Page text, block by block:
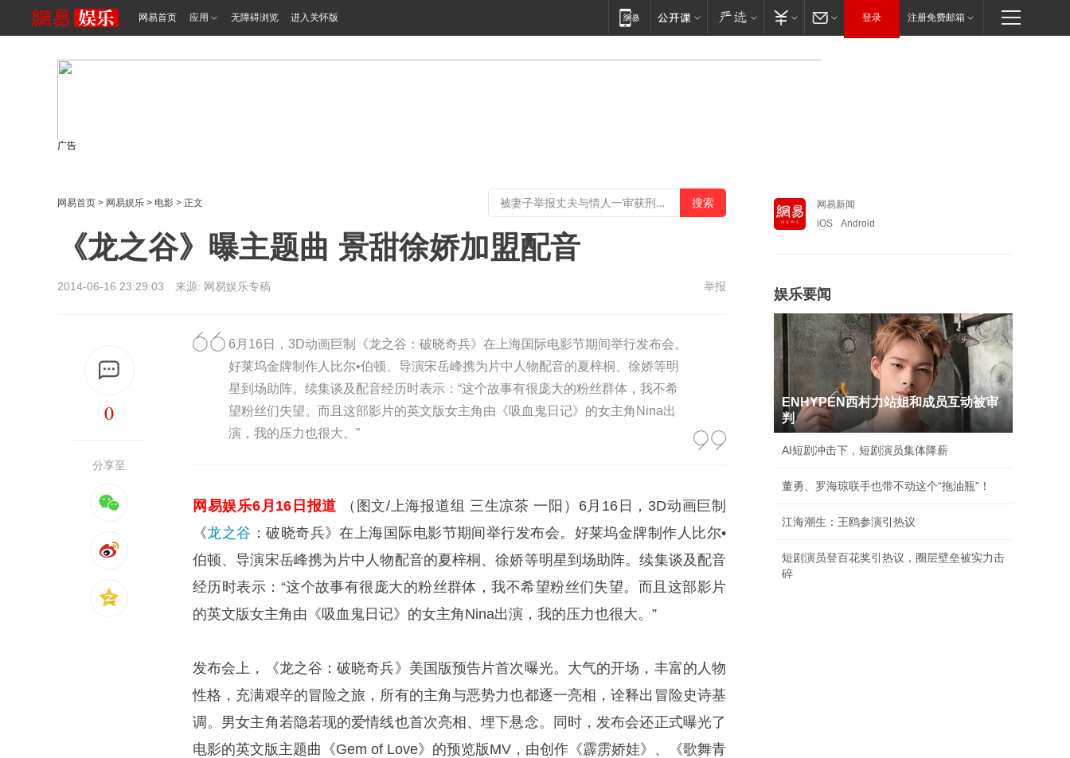
网易首页 应用 无障碍浏览 进入关怀版 登录 注册免费邮箱
广告
网易首页 > 网易娱乐 > 电影 > 正文
《龙之谷》曝主题曲 景甜徐娇加盟配音
2014-06-16 23:29:03 来源: 网易娱乐专稿 举报
0
分享至
6月16日，3D动画巨制《龙之谷：破晓奇兵》在上海国际电影节期间举行发布会。
好莱坞金牌制作人比尔•伯顿、导演宋岳峰携为片中人物配音的夏梓桐、徐娇等明
星到场助阵。续集谈及配音经历时表示：“这个故事有很庞大的粉丝群体，我不希
望粉丝们失望。而且这部影片的英文版女主角由《吸血鬼日记》的女主角Nina出
演，我的压力也很大。”
网易娱乐6月16日报道 （图文/上海报道组 三生凉茶 一阳）6月16日，3D动画巨制
《龙之谷 ：破晓奇兵》在上海国际电影节期间举行发布会。好莱坞金牌制作人比尔•
伯顿、导演宋岳峰携为片中人物配音的夏梓桐、徐娇等明星到场助阵。续集谈及配音
经历时表示：“这个故事有很庞大的粉丝群体，我不希望粉丝们失望。而且这部影片
的英文版女主角由《吸血鬼日记》的女主角Nina出演，我的压力也很大。”
发布会上，《龙之谷：破晓奇兵》美国版预告片首次曝光。大气的开场，丰富的人物
性格，充满艰辛的冒险之旅，所有的主角与恶势力也都逐一亮相，诠释出冒险史诗基
调。男女主角若隐若现的爱情线也首次亮相、埋下悬念。同时，发布会还正式曝光了
电影的英文版主题曲《Gem of Love》的预览版MV，由创作《霹雳娇娃》、《歌舞青
网易新闻
iOS
Android
娱乐要闻
ENHYPEN西村力站姐和成员互动被审
判
AI短剧冲击下，短剧演员集体降薪
董勇、罗海琼联手也带不动这个“拖油瓶”！
江海潮生：王鸥参演引热议
短剧演员登百花奖引热议，圈层壁垒被实力击
碎